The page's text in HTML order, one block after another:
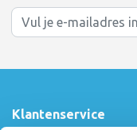
Klantenservice